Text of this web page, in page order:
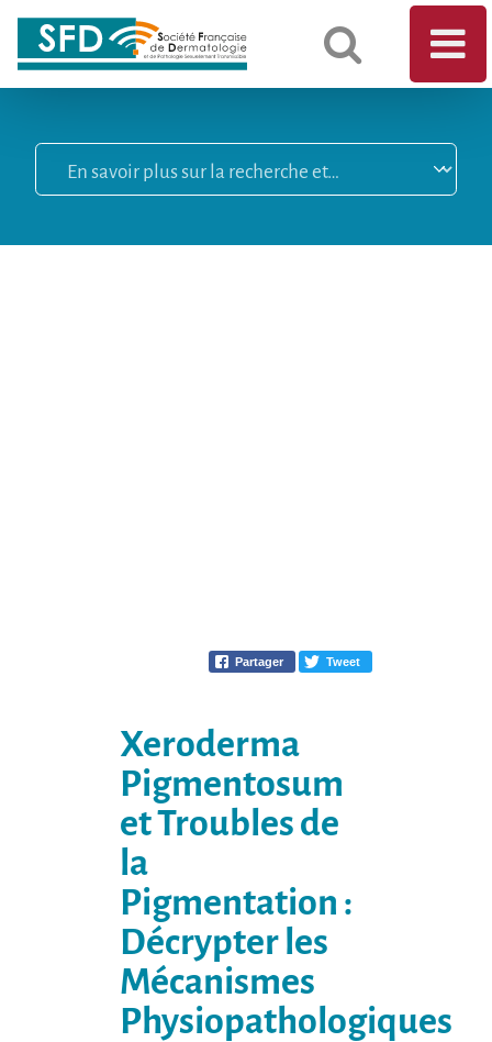
Partager Tweet
Xeroderma
Pigmentosum
et Troubles de
la
Pigmentation :
Décrypter les
Mécanismes
Physiopathologiques